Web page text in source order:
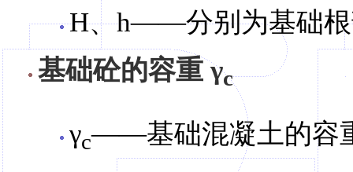
H、h——分别为基础根
基础砼的容重 γc
γc——基础混凝土的容